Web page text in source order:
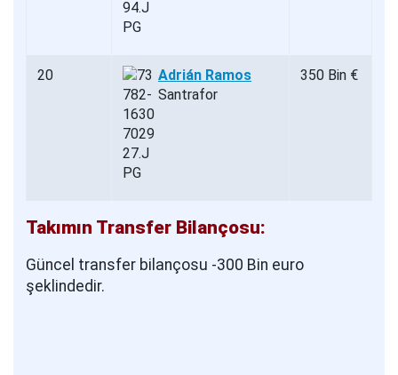
20
Adrián Ramos
Santrafor
350 Bin €
Takımın Transfer Bilançosu:
Güncel transfer bilançosu -300 Bin euro
şeklindedir.